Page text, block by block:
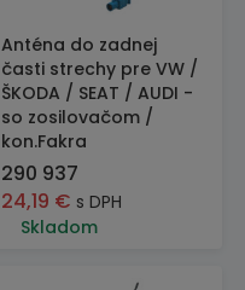
Anténa do zadnej
časti strechy pre VW /
ŠKODA / SEAT / AUDI -
so zosilovačom /
kon.Fakra
290 937
24,19 € s DPH
Skladom